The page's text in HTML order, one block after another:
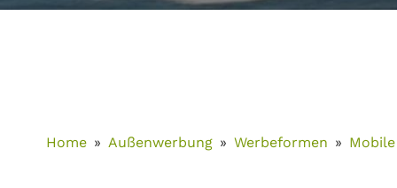
Home Außenwerbung Werbeformen